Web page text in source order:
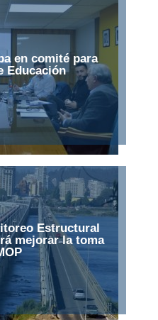
en comité para
Educación
Estructural
mejorar la toma